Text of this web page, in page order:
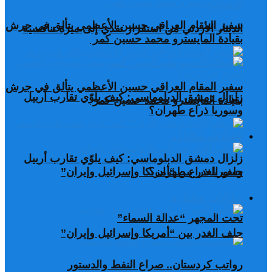
سفير المقام العراقي حسين الأعظمي يتألق في جرش
بقيادة المايسترو محمد حسين كمر
زلزال دمشق الدبلوماسي: كيف يلوّي تقارب أربيل
وسوريا ذراع طهران؟
حلف الغدر بين “أمريكا وإسرائيل وإيران”
تحت المجهر “عدالة السماء”
رواتب كردستان.. صراع النفط والدستور
الدينار الأردني من استقرار نقدي إلى ميزة تنافسية
سفير المقام العراقي حسين الأعظمي يتألق في جرش
بقيادة المايسترو محمد حسين كمر
زلزال دمشق الدبلوماسي: كيف يلوّي تقارب أربيل
وسوريا ذراع طهران؟
حلف الغدر بين “أمريكا وإسرائيل وإيران”